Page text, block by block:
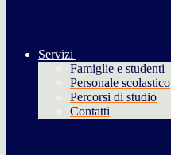
Servizi
Famiglie e studenti
Personale scolastico
Percorsi di studio
Contatti